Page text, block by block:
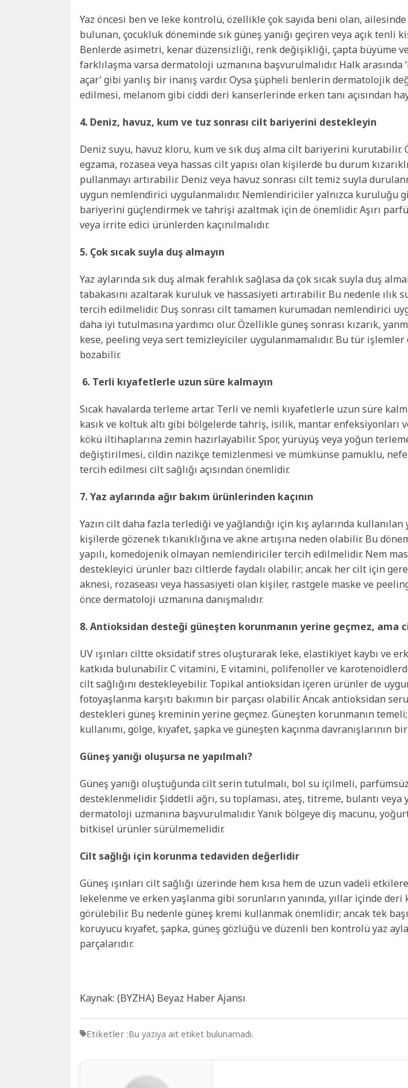
Yaz öncesi ben ve leke kontrolü, özellikle çok sayıda beni olan,
bulunan, çocukluk döneminde sık güneş yanığı geçiren veya açık tenli
Benlerde asimetri, kenar düzensizliği, renk değişikliği, çapta büyüme
farklılaşma varsa dermatoloji uzmanına başvurulmalıdır. Halk arasında
açar’ gibi yanlış bir inanış vardır. Oysa şüpheli benlerin dermatolojik
edilmesi, melanom gibi ciddi deri kanserlerinde erken tanı açısından
4. Deniz, havuz, kum ve tuz sonrası cilt bariyerini destekleyin
Deniz suyu, havuz kloru, kum ve sık duş alma cilt bariyerini
egzama, rozasea veya hassas cilt yapısı olan kişilerde bu durum
pullanmayı artırabilir. Deniz veya havuz sonrası cilt temiz suyla
uygun nemlendirici uygulanmalıdır. Nemlendiriciler yalnızca kuruluğu
bariyerini güçlendirmek ve tahrişi azaltmak için de önemlidir. Aşırı
veya irrite edici ürünlerden kaçınılmalıdır.
5. Çok sıcak suyla duş almayın
Yaz aylarında sık duş almak ferahlık sağlasa da çok sıcak suyla duş
tabakasını azaltarak kuruluk ve hassasiyeti artırabilir. Bu nedenle ılık
tercih edilmelidir. Duş sonrası cilt tamamen kurumadan nemlendirici
daha iyi tutulmasına yardımcı olur. Özellikle güneş sonrası kızarık,
kese, peeling veya sert temizleyiciler uygulanmamalıdır. Bu tür
bozabilir.
6. Terli kıyafetlerle uzun süre kalmayın
Sıcak havalarda terleme artar. Terli ve nemli kıyafetlerle uzun süre
kasık ve koltuk altı gibi bölgelerde tahriş, isilik, mantar enfeksiyonları
kökü iltihaplarına zemin hazırlayabilir. Spor, yürüyüş veya yoğun
değiştirilmesi, cildin nazikçe temizlenmesi ve mümkünse pamuklu,
tercih edilmesi cilt sağlığı açısından önemlidir.
7. Yaz aylarında ağır bakım ürünlerinden kaçının
Yazın cilt daha fazla terlediği ve yağlandığı için kış aylarında kullanılan
kişilerde gözenek tıkanıklığına ve akne artışına neden olabilir. Bu
yapılı, komedojenik olmayan nemlendiriciler tercih edilmelidir. Nem
destekleyici ürünler bazı ciltlerde faydalı olabilir; ancak her cilt için
aknesi, rozaseası veya hassasiyeti olan kişiler, rastgele maske ve
önce dermatoloji uzmanına danışmalıdır.
8. Antioksidan desteği güneşten korunmanın yerine geçmez, ama
UV ışınları ciltte oksidatif stres oluşturarak leke, elastikiyet kaybı ve
katkıda bulunabilir. C vitamini, E vitamini, polifenoller ve
cilt sağlığını destekleyebilir. Topikal antioksidan içeren ürünler de
fotoyaşlanma karşıtı bakımın bir parçası olabilir. Ancak antioksidan
destekleri güneş kreminin yerine geçmez. Güneşten korunmanın
kullanımı, gölge, kıyafet, şapka ve güneşten kaçınma davranışlarının
Güneş yanığı oluşursa ne yapılmalı?
Güneş yanığı oluştuğunda cilt serin tutulmalı, bol su içilmeli,
desteklenmelidir. Şiddetli ağrı, su toplaması, ateş, titreme, bulantı veya
dermatoloji uzmanına başvurulmalıdır. Yanık bölgeye diş macunu,
bitkisel ürünler sürülmemelidir.
Cilt sağlığı için korunma tedaviden değerlidir
Güneş ışınları cilt sağlığı üzerinde hem kısa hem de uzun vadeli
lekelenme ve erken yaşlanma gibi sorunların yanında, yıllar içinde
görülebilir. Bu nedenle güneş kremi kullanmak önemlidir; ancak tek
koruyucu kıyafet, şapka, güneş gözlüğü ve düzenli ben kontrolü yaz
parçalarıdır.
Kaynak: (BYZHA) Beyaz Haber Ajansı
Etiketler :Bu yazıya ait etiket bulunamadı.